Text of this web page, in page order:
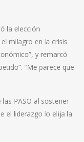
la elección
milagro en la crisis
y remarcó
“Me parece que
PASO al sostener
el liderazgo lo elija la